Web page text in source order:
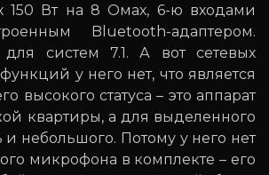
150 Вт на 8 Омах, 6-ю входами
Bluetooth-адаптером.
для систем 7.1. А вот сетевых
у него нет, что является
высокого статуса – это аппарат
квартиры, а для выделенного
и небольшого. Потому у него нет
микрофона в комплекте – его